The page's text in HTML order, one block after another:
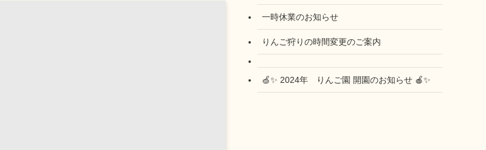
一時休業のお知らせ
りんご狩りの時間変更のご案内
🍏✨ 2024年 りんご園 開園のお知らせ 🍎✨